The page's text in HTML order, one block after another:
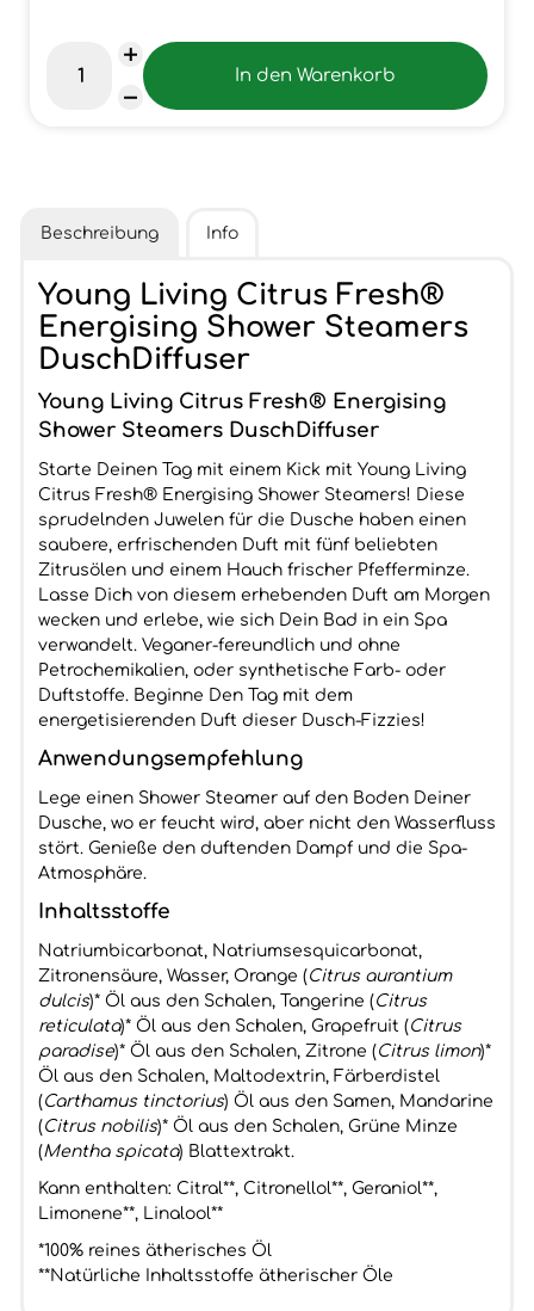
Beschreibung Info
Young Living Citrus Fresh®
Energising Shower Steamers
DuschDiffuser
Young Living Citrus Fresh® Energising
Shower Steamers DuschDiffuser
Starte Deinen Tag mit einem Kick mit Young Living
Citrus Fresh® Energising Shower Steamers! Diese
sprudelnden Juwelen für die Dusche haben einen
saubere, erfrischenden Duft mit fünf beliebten
Zitrusölen und einem Hauch frischer Pfefferminze.
Lasse Dich von diesem erhebenden Duft am Morgen
wecken und erlebe, wie sich Dein Bad in ein Spa
verwandelt. Veganer-fereundlich und ohne
Petrochemikalien, oder synthetische Farb- oder
Duftstoffe. Beginne Den Tag mit dem
energetisierenden Duft dieser Dusch-Fizzies!
Anwendungsempfehlung
Lege einen Shower Steamer auf den Boden Deiner
Dusche, wo er feucht wird, aber nicht den Wasserfluss
stört. Genieße den duftenden Dampf und die Spa-
Atmosphäre.
Inhaltsstoffe
Natriumbicarbonat, Natriumsesquicarbonat,
Zitronensäure, Wasser, Orange (Citrus aurantium
dulcis)* Öl aus den Schalen, Tangerine (Citrus
reticulata)* Öl aus den Schalen, Grapefruit (Citrus
paradise)* Öl aus den Schalen, Zitrone (Citrus limon)*
Öl aus den Schalen, Maltodextrin, Färberdistel
(Carthamus tinctorius) Öl aus den Samen, Mandarine
(Citrus nobilis)* Öl aus den Schalen, Grüne Minze
(Mentha spicata) Blattextrakt.
Kann enthalten: Citral**, Citronellol**, Geraniol**,
Limonene**, Linalool**
*100% reines ätherisches Öl
**Natürliche Inhaltsstoffe ätherischer Öle